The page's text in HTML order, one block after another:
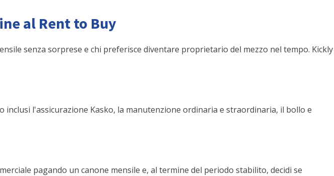
al Rent to Buy
senza sorprese e chi preferisce diventare proprietario del mezzo nel tempo. Kickly
inclusi l'assicurazione Kasko, la manutenzione ordinaria e straordinaria, il bollo e
pagando un canone mensile e, al termine del periodo stabilito, decidi se